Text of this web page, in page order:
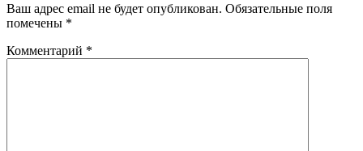
Ваш адрес email не будет опубликован. Обязательные поля
помечены *
Комментарий *